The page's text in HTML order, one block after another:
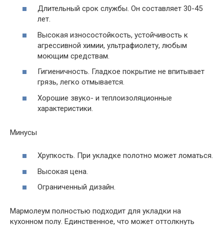
Длительный срок службы. Он составляет 30-45
лет.
Высокая износостойкость, устойчивость к
агрессивной химии, ультрафиолету, любым
моющим средствам.
Гигиеничность. Гладкое покрытие не впитывает
грязь, легко отмывается.
Хорошие звуко- и теплоизоляционные
характеристики.
Минусы
Хрупкость. При укладке полотно может ломаться.
Высокая цена.
Ограниченный дизайн.
Мармолеум полностью подходит для укладки на
кухонном полу. Единственное, что может оттолкнуть